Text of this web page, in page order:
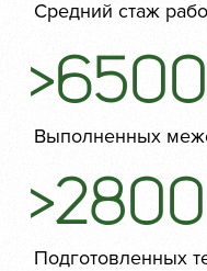
Средний стаж
>6500
Выполненных
>2800
Подготовленных